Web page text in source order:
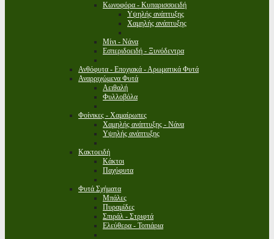
Κωνοφόρα - Κυπαρισσοειδή
Υψηλής ανάπτυξης
Χαμηλής ανάπτυξης
Μίνι - Νάνα
Εσπεριδοειδή - Ξυνόδεντρα
Ανθόφυτα - Εποχιακά - Αρωματικά Φυτά
Αναρριχώμενα Φυτά
Αειθαλή
Φυλλοβόλα
Φοίνικες - Χαμαίρωπες
Χαμηλής ανάπτυξης - Νάνα
Υψηλής ανάπτυξης
Κακτοειδή
Κάκτοι
Παχύφυτα
Φυτά Σχήματα
Μπάλες
Πυραμίδες
Σπιράλ - Στριφτά
Ελεύθερα - Τοπιάρια